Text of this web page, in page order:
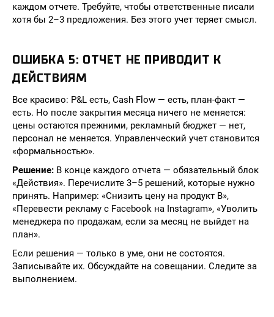
каждом отчете. Требуйте, чтобы ответственные писали
хотя бы 2–3 предложения. Без этого учет теряет смысл.
ОШИБКА 5: ОТЧЕТ НЕ ПРИВОДИТ К
ДЕЙСТВИЯМ
Все красиво: P&L есть, Cash Flow — есть, план-факт —
есть. Но после закрытия месяца ничего не меняется:
цены остаются прежними, рекламный бюджет — нет,
персонал не меняется. Управленческий учет становится
«формальностью».
Решение: В конце каждого отчета — обязательный блок
«Действия». Перечислите 3–5 решений, которые нужно
принять. Например: «Снизить цену на продукт B»,
«Перевести рекламу с Facebook на Instagram», «Уволить
менеджера по продажам, если за месяц не выйдет на
план».
Если решения — только в уме, они не состоятся.
Записывайте их. Обсуждайте на совещании. Следите за
выполнением.